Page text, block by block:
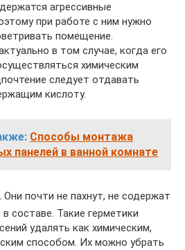
агрессивные
при работе с ним нужно
помещение.
в том случае, когда его
химическим
следует отдавать
кислоту.
Способы монтажа
панелей в ванной комнате
Они почти не пахнут, не содержат
составе. Такие герметики
удалять как химическим,
способом. Их можно убрать